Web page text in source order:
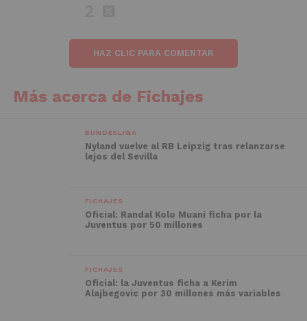
HAZ CLIC PARA COMENTAR
Más acerca de Fichajes
BUNDESLIGA
Nyland vuelve al RB Leipzig tras relanzarse
lejos del Sevilla
FICHAJES
Oficial: Randal Kolo Muani ficha por la
Juventus por 50 millones
FICHAJES
Oficial: la Juventus ficha a Kerim
Alajbegovic por 30 millones más variables